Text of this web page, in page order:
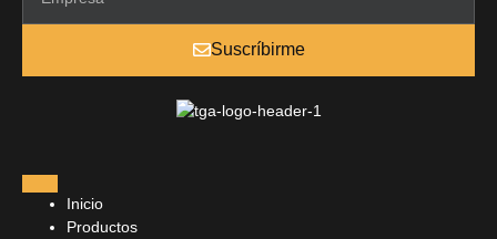
Suscríbirme
Inicio
Productos